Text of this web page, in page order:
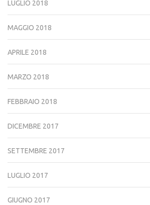
LUGLIO 2018
MAGGIO 2018
APRILE 2018
MARZO 2018
FEBBRAIO 2018
DICEMBRE 2017
SETTEMBRE 2017
LUGLIO 2017
GIUGNO 2017